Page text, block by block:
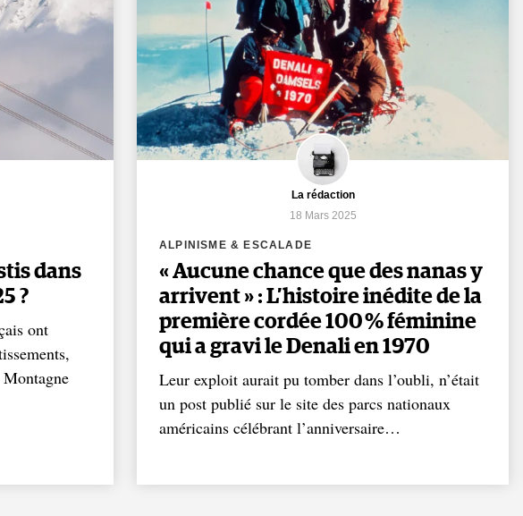
dans
?
ont
La rédaction
18 Mars 2025
ALPINISME & ESCALADE
« Aucune chance que des nanas y
arrivent » : L’histoire inédite de la
première cordée 100 % féminine
qui a gravi le Denali en 1970
Leur exploit aurait pu tomber dans l’oubli, n’était
un post publié sur le site des parcs nationaux
américains célébrant l’anniversaire…